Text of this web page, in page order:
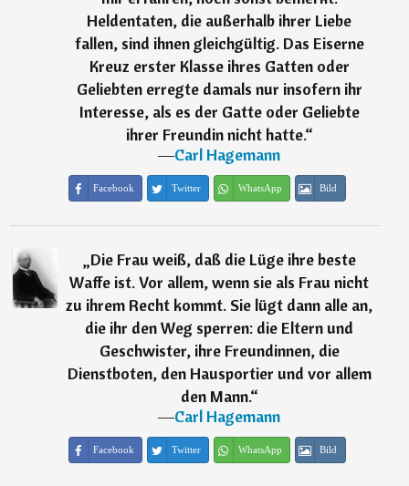
Heldentaten, die außerhalb ihrer Liebe
fallen, sind ihnen gleichgültig. Das Eiserne
Kreuz erster Klasse ihres Gatten oder
Geliebten erregte damals nur insofern ihr
Interesse, als es der Gatte oder Geliebte
ihrer Freundin nicht hatte.“
―Carl Hagemann
Facebook Twitter WhatsApp Bild
„Die Frau weiß, daß die Lüge ihre beste
Waffe ist. Vor allem, wenn sie als Frau nicht
zu ihrem Recht kommt. Sie lügt dann alle an,
die ihr den Weg sperren: die Eltern und
Geschwister, ihre Freundinnen, die
Dienstboten, den Hausportier und vor allem
den Mann.“
―Carl Hagemann
Facebook Twitter WhatsApp Bild